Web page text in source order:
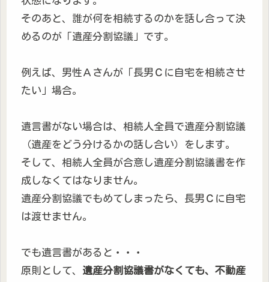
そのあと、誰が何を相続するのかを話し合って決
めるのが「遺産分割協議」です。
例えば、男性Ａさんが「長男Ｃに自宅を相続させ
たい」場合。
遺言書がない場合は、相続人全員で遺産分割協議
（遺産をどう分けるかの話し合い）をします。
そして、相続人全員が合意し遺産分割協議書を作
成しなくてはなりません。
遺産分割協議でもめてしまったら、長男Ｃに自宅
は渡せません。
でも遺言書があると・・・
原則として、 遺産分割協議書がなくても、不動産